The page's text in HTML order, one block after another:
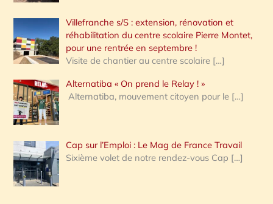
Villefranche s/S : extension, rénovation et
réhabilitation du centre scolaire Pierre Montet,
pour une rentrée en septembre !
Visite de chantier au centre scolaire […]
Alternatiba « On prend le Relay ! »
Alternatiba, mouvement citoyen pour le […]
Cap sur l’Emploi : Le Mag de France Travail
Sixième volet de notre rendez-vous Cap […]